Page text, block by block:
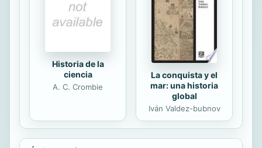
Historia de la
ciencia
A. C. Crombie
La conquista y el
mar: una historia
global
Iván Valdez-bubnov